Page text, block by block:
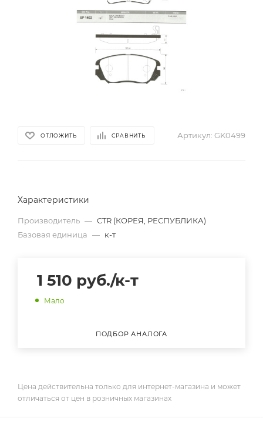
ОТЛОЖИТЬ СРАВНИТЬ Артикул: GK0499
Характеристики
Производитель — CTR (КОРЕЯ, РЕСПУБЛИКА)
Базовая единица — к-т
1 510 руб./к-т
Мало
ПОДБОР АНАЛОГА
Цена действительна только для интернет-магазина и может
отличаться от цен в розничных магазинах